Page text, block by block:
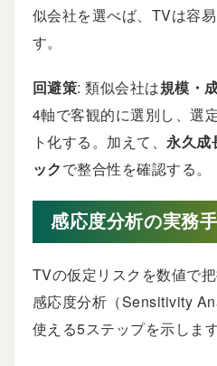
似会社を選べば、TVは容
す。
回避策: 類似会社は規模・
4軸で客観的に選別し、選
ト化する。加えて、永久成
ックで整合性を確認する。
感応度分析の実務
TVの仮定リスクを数値で
感応度分析（Sensitivity
使える5ステップを示します